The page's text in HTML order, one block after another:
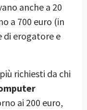
anche a 20
a 700 euro (in
di erogatore e
richiesti da chi
ai 200 euro,